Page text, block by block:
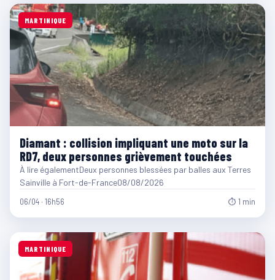
MARTINIQUE
Diamant : collision impliquant une moto sur la
RD7, deux personnes grièvement touchées
À lire égalementDeux personnes blessées par balles aux Terres
Sainville à Fort-de-France08/08/2026
06/04 · 16h56 ⏱ 1 min
MARTINIQUE